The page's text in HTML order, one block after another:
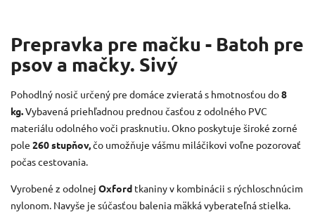
Prepravka pre mačku - Batoh pre
psov a mačky. Sivý
Pohodlný nosič určený pre domáce zvieratá s hmotnosťou do8
kg.Vybavená priehľadnou prednou časťou z odolného PVC
materiálu odolného voči prasknutiu. Okno poskytuje široké zorné
pole 260 stupňov, čo umožňuje vášmu miláčikovi voľne pozorovať
počas cestovania.
Vyrobené z odolnej Oxford tkaniny v kombinácii s rýchloschnúcim
nylonom. Navyše je súčasťou balenia mäkká vyberateľná stielka.